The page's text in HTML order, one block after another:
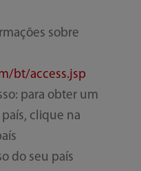
sobre
bt/access.jsp
para obter um
clique na
do seu país